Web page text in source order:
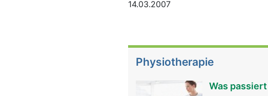
14.03.2007
Physiotherapie
Was